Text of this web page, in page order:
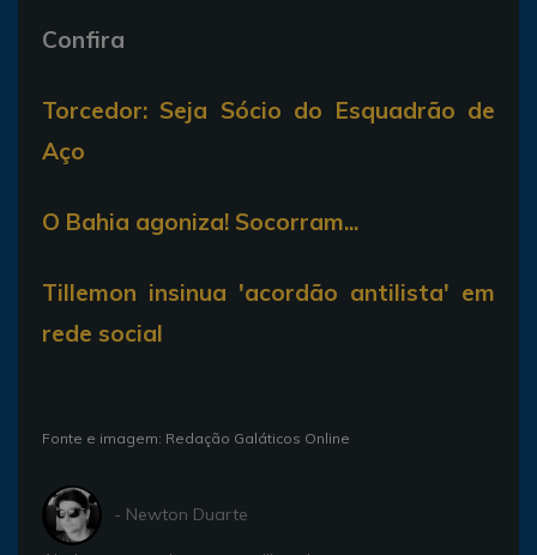
Confira
Torcedor: Seja Sócio do Esquadrão de
Aço
O Bahia agoniza! Socorram...
Tillemon insinua 'acordão antilista' em
rede social
Fonte e imagem: Redação Galáticos Online
- Newton Duarte